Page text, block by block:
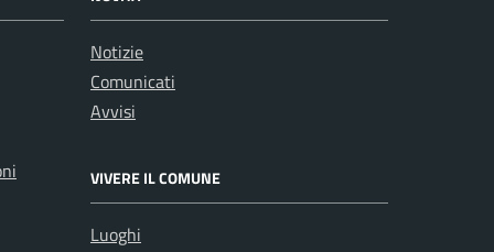
Notizie
Comunicati
Avvisi
VIVERE IL COMUNE
Luoghi